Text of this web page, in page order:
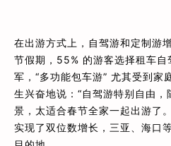
在出游方式上，自驾游和定制游
节假期，55% 的游客选择租车
军，“多功能包车游” 尤其受到家
生兴奋地说：“自驾游特别自由
景，太适合春节全家一起出游了
实现了双位数增长，三亚、海口